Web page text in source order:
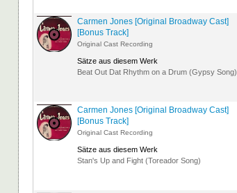
Carmen Jones [Original Broadway Cast]
[Bonus Track]
Original Cast Recording
Sätze aus diesem Werk
Beat Out Dat Rhythm on a Drum (Gypsy Song)
Carmen Jones [Original Broadway Cast]
[Bonus Track]
Original Cast Recording
Sätze aus diesem Werk
Stan's Up and Fight (Toreador Song)